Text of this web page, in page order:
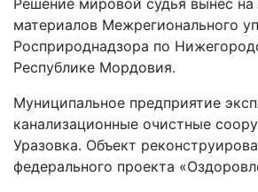
Решение мировой судья вынес на
материалов Межрегионального
Росприроднадзора по
Республике Мордовия.
Муниципальное предприятие
канализационные очистные
Уразовка. Объект
федерального проекта